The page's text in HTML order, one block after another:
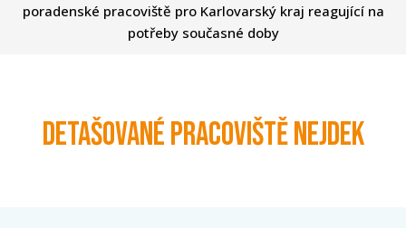
poradenské pracoviště pro Karlovarský kraj reagující na
potřeby současné doby
Detašované pracoviště Nejdek